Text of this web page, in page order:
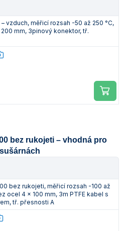
vzduch, měřicí rozsah -50 až 250 °C,
mm, 3pinový konektor, tř.
bez rukojeti – vhodná pro
bez rukojeti, měřicí rozsah -100 až
ocel 4 x 100 mm, 3m PTFE kabel s
tř. přesnosti A